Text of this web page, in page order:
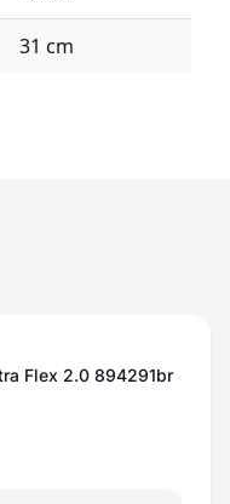
31 cm
Flex 2.0 894291br